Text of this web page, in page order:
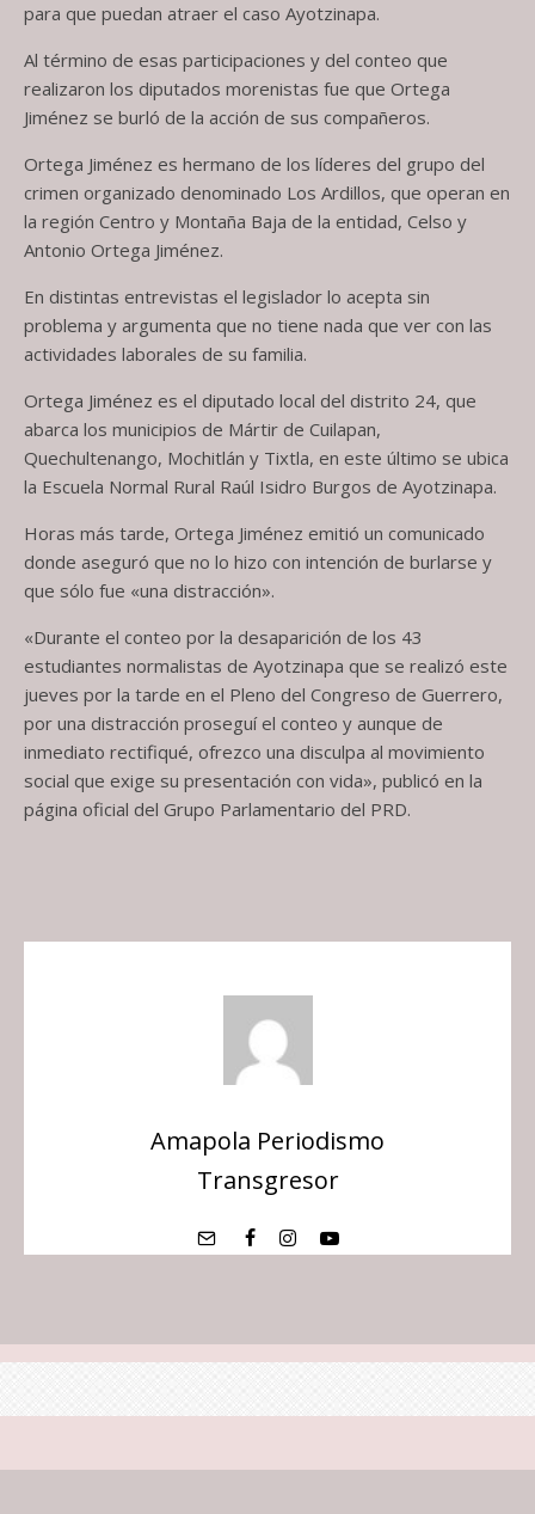
para que puedan atraer el caso Ayotzinapa.
Al término de esas participaciones y del conteo que
realizaron los diputados morenistas fue que Ortega
Jiménez se burló de la acción de sus compañeros.
Ortega Jiménez es hermano de los líderes del grupo del
crimen organizado denominado Los Ardillos, que operan en
la región Centro y Montaña Baja de la entidad, Celso y
Antonio Ortega Jiménez.
En distintas entrevistas el legislador lo acepta sin
problema y argumenta que no tiene nada que ver con las
actividades laborales de su familia.
Ortega Jiménez es el diputado local del distrito 24, que
abarca los municipios de Mártir de Cuilapan,
Quechultenango, Mochitlán y Tixtla, en este último se ubica
la Escuela Normal Rural Raúl Isidro Burgos de Ayotzinapa.
Horas más tarde, Ortega Jiménez emitió un comunicado
donde aseguró que no lo hizo con intención de burlarse y
que sólo fue «una distracción».
«Durante el conteo por la desaparición de los 43
estudiantes normalistas de Ayotzinapa que se realizó este
jueves por la tarde en el Pleno del Congreso de Guerrero,
por una distracción proseguí el conteo y aunque de
inmediato rectifiqué, ofrezco una disculpa al movimiento
social que exige su presentación con vida», publicó en la
página oficial del Grupo Parlamentario del PRD.
Amapola Periodismo
Transgresor